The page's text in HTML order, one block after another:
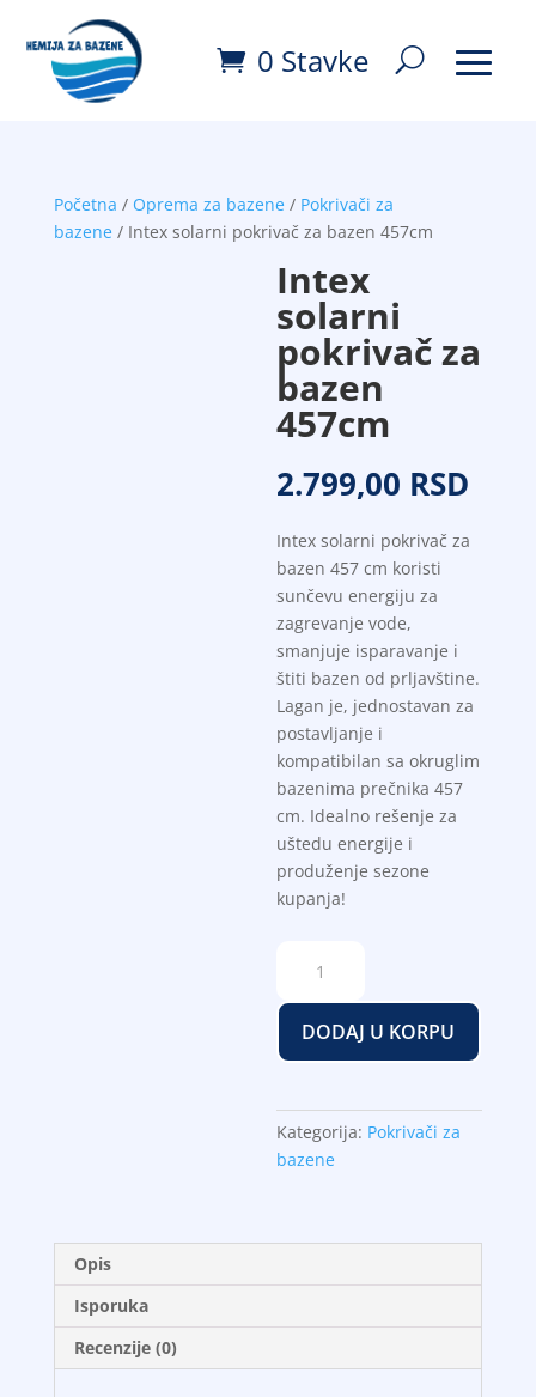
0 Stavke
Početna / Oprema za bazene/ Pokrivači za
bazene/ Intex solarni pokrivač za bazen 457cm
Intex
solarni
pokrivač za
bazen
457cm
2.799,00 RSD
Intex solarni pokrivač za
bazen 457 cm koristi
sunčevu energiju za
zagrevanje vode,
smanjuje isparavanje i
štiti bazen od prljavštine.
Lagan je, jednostavan za
postavljanje i
kompatibilan sa okruglim
bazenima prečnika 457
cm. Idealno rešenje za
uštedu energije i
produženje sezone
kupanja!
solarni
pokrivač
bazen
količina
DODAJ U KORPU
Kategorija: Pokrivači za
bazene
Opis
Isporuka
Recenzije (0)